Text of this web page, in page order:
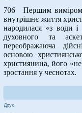
706 Першим виміром
внутрішнє життя
народилася «з води і
духовного та
переображаюча
основою
християнина, його
зростання у чеснотах.
Друк